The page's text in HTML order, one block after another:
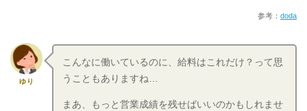
参考： doda
ゆり
こんなに働いているのに、給料はこれだけ？って思
うこともありますね…
まあ、もっと営業成績を残せばいいのかもしれませ